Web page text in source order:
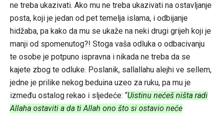
ne treba ukazivati. Ako mu ne treba ukazivati na ostavljanje
posta, koji je jedan od pet temelja islama, i odbijanje
hidžaba, pa kako da mu se ukaže na neki drugi grijeh koji je
manji od spomenutog?! Stoga vaša odluka o odbacivanju
te osobe je potpuno ispravna i nikada ne treba da se
kajete zbog te odluke. Poslanik, sallallahu alejhi ve sellem,
jedne je prilike nekog beduina uzeo za ruku, pa mu je
između ostalog rekao i sljedeće: “Uistinu nećeš ništa radi
Allaha ostaviti a da ti Allah ono što si ostavio neće